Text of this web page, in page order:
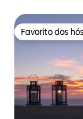
Favorito dos
Favorito dos